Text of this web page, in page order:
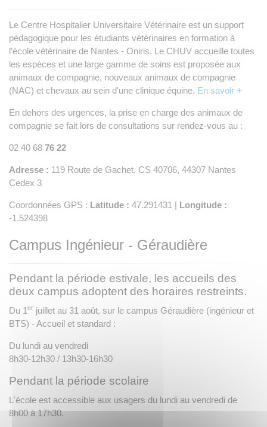
Le Centre Hospitalier Universitaire Vétérinaire est un support
pédagogique pour les étudiants vétérinaires en formation à
l’école vétérinaire de Nantes - Oniris. Le CHUV accueille toutes
les espèces et une large gamme de soins est proposée aux
animaux de compagnie, nouveaux animaux de compagnie
(NAC) et chevaux au sein d'une clinique équine. En savoir +
En dehors des urgences, la prise en charge des animaux de
compagnie se fait lors de consultations sur rendez-vous au :
02 40 68 76 22
Adresse : 119 Route de Gachet, CS 40706, 44307 Nantes
Cedex 3
Coordonnées GPS : Latitude : 47.291431 | Longitude :
-1.524398
Campus Ingénieur - Géraudière
Pendant la période estivale, les accueils des
deux campus adoptent des horaires restreints.
Du 1 er juillet au 31 août, sur le campus Géraudière (ingénieur et
BTS) - Accueil et standard :
Du lundi au vendredi
8h30-12h30 / 13h30-16h30
Pendant la période scolaire
L'école est accessible aux usagers du lundi au vendredi de
8h00 à 17h30.